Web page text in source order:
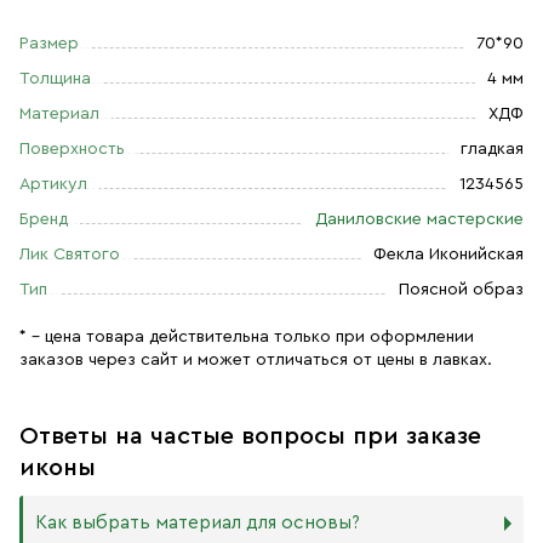
Размер 70*90
Толщина 4 мм
Материал ХДФ
Поверхность гладкая
Артикул 1234565
Бренд Даниловские мастерские
Лик Святого Фекла Иконийская
Тип Поясной образ
* – цена товара действительна только при оформлении
заказов через сайт и может отличаться от цены в лавках.
Ответы на частые вопросы при заказе
иконы
Как выбрать материал для основы?